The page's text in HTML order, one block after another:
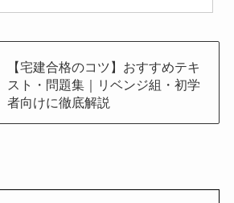
【宅建合格のコツ】おすすめテキ
スト・問題集｜リベンジ組・初学
者向けに徹底解説